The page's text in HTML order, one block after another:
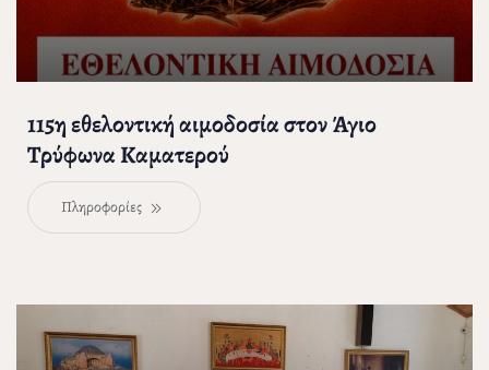
115η εθελοντική αιμοδοσία στον Άγιο
Τρύφωνα Καματερού
Πληροφορίες